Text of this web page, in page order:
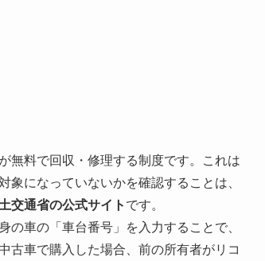
無料で回収・修理する制度です。これは
象になっていないかを確認することは、
交通省の公式サイト です。
車の「車台番号」を入力することで、
古車で購入した場合、前の所有者がリコ